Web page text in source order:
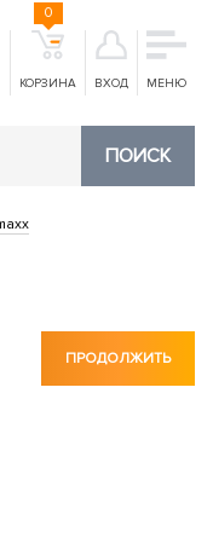
КОРЗИНА
0
ВХОД МЕНЮ
ПОИСК
ПРОДОЛЖИТЬ